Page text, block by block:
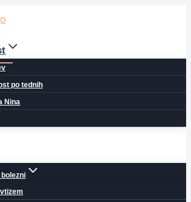
po tednih
Nina